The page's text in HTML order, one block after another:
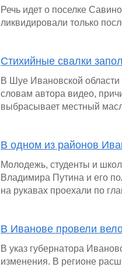
Речь идет о поселке
ликвидировали только
Стихийные свалки
В Шуе Ивановской области
словам автора видео,
выбрасывает местный
В одном из районов
Молодежь, студенты и
Владимира Путина и его
на рукавах проехали по
В Иванове провели
В указ губернатора
изменения. В регионе